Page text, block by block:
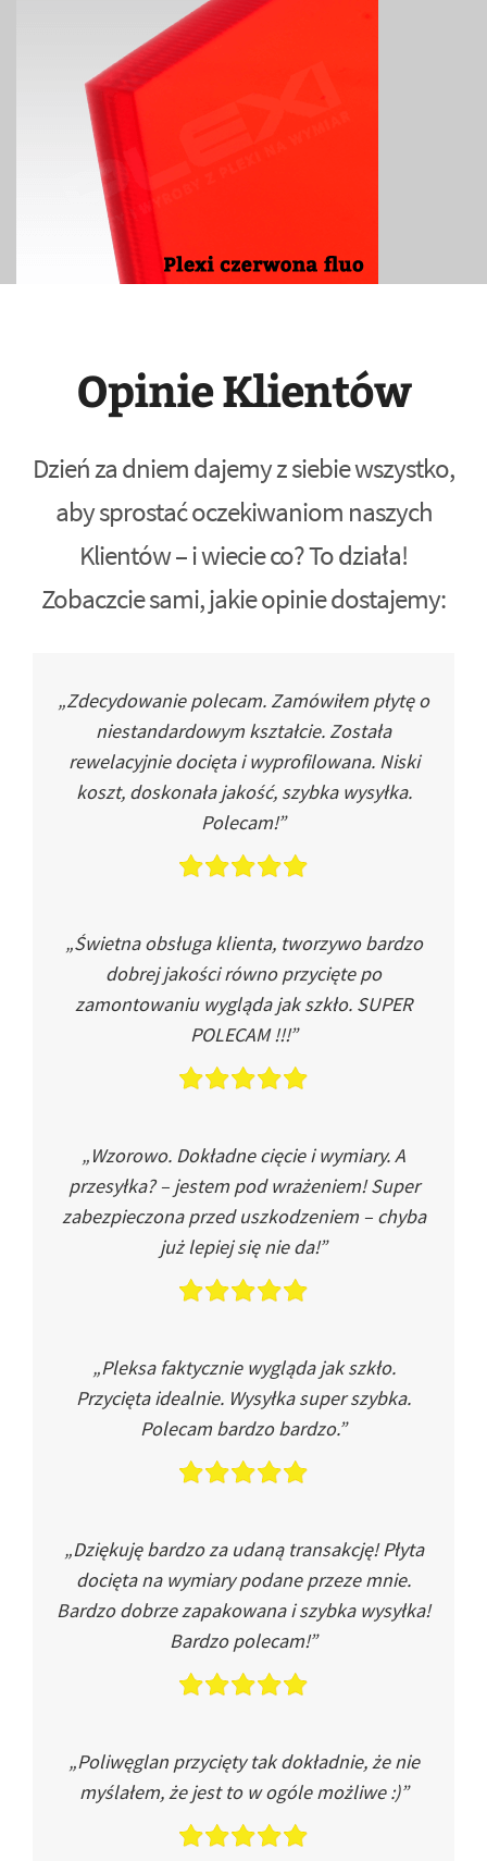
Opinie Klientów
Dzień za dniem dajemy z siebie wszystko,
aby sprostać oczekiwaniom naszych
Klientów – i wiecie co? To działa!
Zobaczcie sami, jakie opinie dostajemy:
„Zdecydowanie polecam. Zamówiłem płytę o
niestandardowym kształcie. Została
rewelacyjnie docięta i wyprofilowana. Niski
koszt, doskonała jakość, szybka wysyłka.
Polecam!”
„Świetna obsługa klienta, tworzywo bardzo
dobrej jakości równo przycięte po
zamontowaniu wygląda jak szkło. SUPER
POLECAM !!!”
„Wzorowo. Dokładne cięcie i wymiary. A
przesyłka? – jestem pod wrażeniem! Super
zabezpieczona przed uszkodzeniem – chyba
już lepiej się nie da!”
„Pleksa faktycznie wygląda jak szkło.
Przycięta idealnie. Wysyłka super szybka.
Polecam bardzo bardzo.”
„Dziękuję bardzo za udaną transakcję! Płyta
docięta na wymiary podane przeze mnie.
Bardzo dobrze zapakowana i szybka wysyłka!
Bardzo polecam!”
„Poliwęglan przycięty tak dokładnie, że nie
myślałem, że jest to w ogóle możliwe :)”